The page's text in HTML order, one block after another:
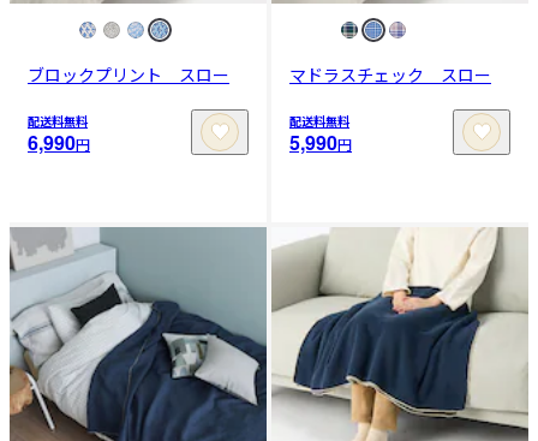
ブロックプリント スロー
配送料無料
6,990円
マドラスチェック スロー
配送料無料
5,990円